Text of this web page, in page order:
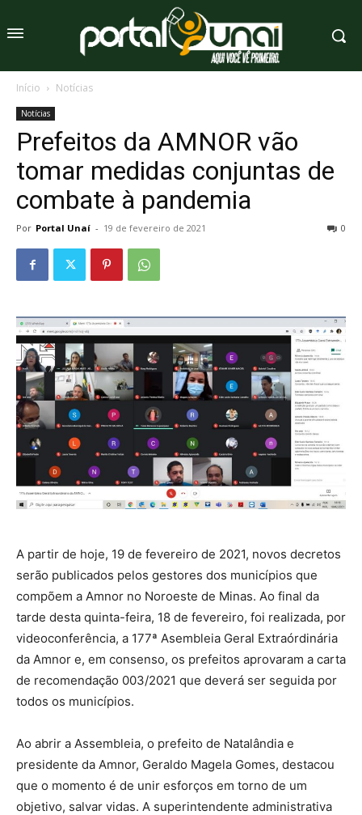
Início Notícias
Notícias
Prefeitos da AMNOR vão
tomar medidas conjuntas de
combate à pandemia
Por Portal Unaí - 19 de fevereiro de 2021 0
A partir de hoje, 19 de fevereiro de 2021, novos decretos
serão publicados pelos gestores dos municípios que
compõem a Amnor no Noroeste de Minas. Ao final da
tarde desta quinta-feira, 18 de fevereiro, foi realizada, por
videoconferência, a 177ª Asembleia Geral Extraórdinária
da Amnor e, em consenso, os prefeitos aprovaram a carta
de recomendação 003/2021 que deverá ser seguida por
todos os municípios.
Ao abrir a Assembleia, o prefeito de Natalândia e
presidente da Amnor, Geraldo Magela Gomes, destacou
que o momento é de unir esforços em torno de um
objetivo, salvar vidas. A superintendente administrativa